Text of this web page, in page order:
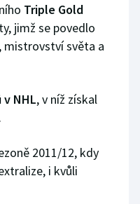
Triple Gold
jimž se povedlo
mistrovství světa a
v NHL, v níž získal
2011/12, kdy
i kvůli